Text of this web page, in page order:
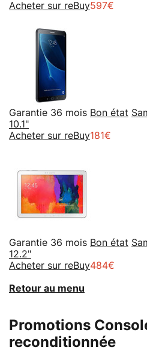
Acheter sur reBuy597€
Garantie 36 mois Bon état
10.1"
Acheter sur reBuy181€
Garantie 36 mois Bon état
12.2"
Acheter sur reBuy484€
Retour au menu
Promotions
reconditionnée